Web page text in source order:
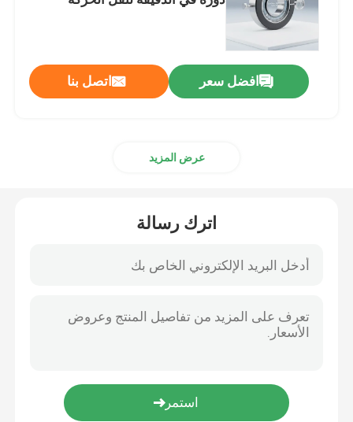
محامل كروية مخصصة
آلة أداة تحمل المغزل
الكرة الاخدود العميق
تحمل النسيج
افضل سعر اتصل بنا
عرض المزيد
اترك رسالة